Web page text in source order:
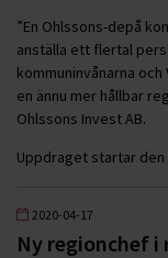
”En Ohlssons-depå
anställa ett flertal
kommuninvånarna
en ännu mer hållbar
Ohlssons Invest AB.
Uppdraget startar den
2020-04-17
Ny regionchef